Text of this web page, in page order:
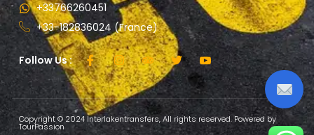
+33766260451
+33-182836024 (France)
Follow Us :
Copyright © 2024 Interlakentransfers, All rights reserved. Powered by
TourPassion